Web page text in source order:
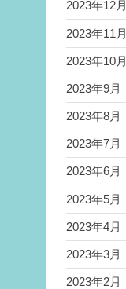
2023年12月
2023年11月
2023年10月
2023年9月
2023年8月
2023年7月
2023年6月
2023年5月
2023年4月
2023年3月
2023年2月